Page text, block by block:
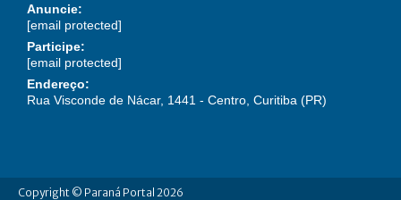
Anuncie:
[email protected]
Participe:
[email protected]
Endereço:
Rua Visconde de Nácar, 1441 - Centro, Curitiba (PR)
Copyright © Paraná Portal 2026